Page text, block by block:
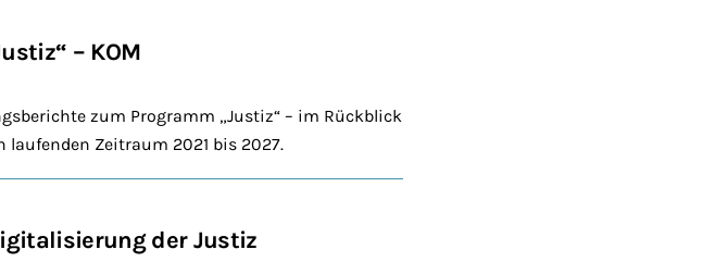
– KOM
zum Programm „Justiz“ – im Rückblick
Zeitraum 2021 bis 2027.
der Justiz